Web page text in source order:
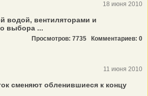
18 июня 2010
водой, вентиляторами и
выбора ...
Просмотров: 7735 Комментариев: 0
11 июня 2010
сменяют обленившиеся к концу